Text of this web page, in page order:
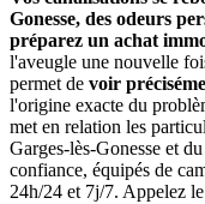
Gonesse, des odeurs
préparez un achat
l'aveugle une nouvelle
permet de voir
l'origine exacte du
met en relation les
Garges-lès-Gonesse et
confiance, équipés de
24h/24 et 7j/7. Appelez le